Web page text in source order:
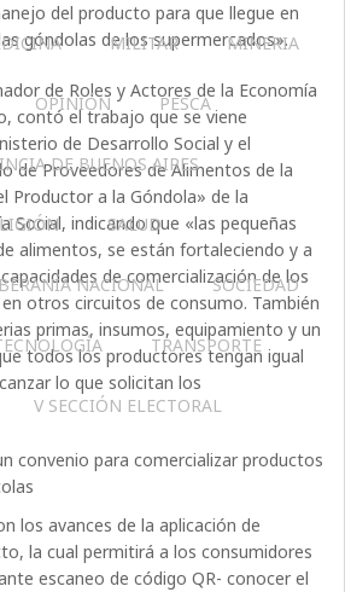
MILITAR MINERIA
OPINIÓN PESCA
DE BUENOS AIRES
SALUD
NACIONAL SOCIEDAD
TRANSPORTE
V SECCIÓN ELECTORAL
del producto para que llegue en
góndolas de los supermercados».
de Roles y Actores de la Economía
contó el trabajo que se viene
de Desarrollo Social y el
de Proveedores de Alimentos de la
Productor a la Góndola» de la
Social, indicando que «las pequeñas
alimentos, se están fortaleciendo y a
de comercialización de los
otros circuitos de consumo. También
primas, insumos, equipamiento y un
todos los productores tengan igual
lo que solicitan los
los avances de la aplicación de
la cual permitirá a los consumidores
escaneo de código QR- conocer el